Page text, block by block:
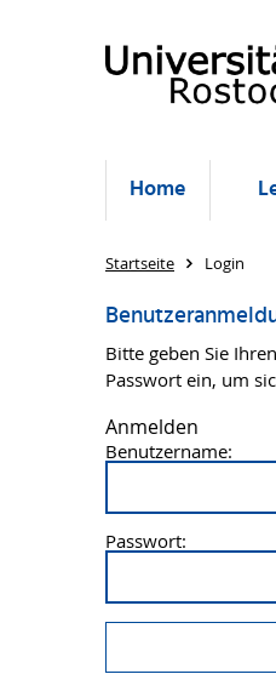
Home
Startseite Login
Bitte geben Sie
Passwort ein, um
Anmelden
Benutzername:
Passwort: